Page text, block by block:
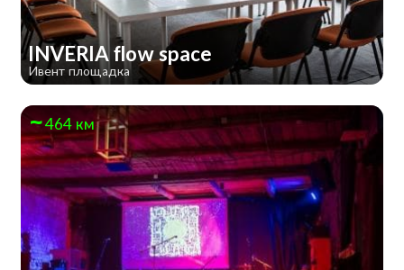
INVERIA flow space
Ивент площадка
464 км